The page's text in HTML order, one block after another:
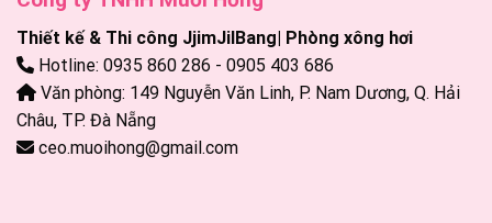
Thiết kế & Thi công JjimJilBang| Phòng xông hơi
Hotline: 0935 860 286 - 0905 403 686
Văn phòng: 149 Nguyễn Văn Linh, P. Nam Dương, Q. Hải
Châu, TP. Đà Nẵng
ceo.muoihong@gmail.com